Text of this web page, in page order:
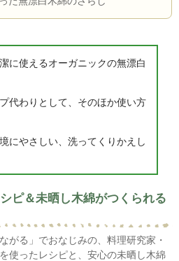
に使えるオーガニックの無漂白
代わりとして、そのほか使い方
にやさしい、洗ってくりかえし
ピ＆未晒し木綿がつくられる
がる」でおなじみの、料理研究家・
使ったレシピと、安心の未晒し木綿